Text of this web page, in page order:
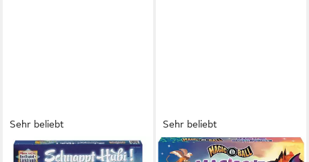
Sehr beliebt
RAVENSBURGER
Sehr beliebt
MATTEL GAMES